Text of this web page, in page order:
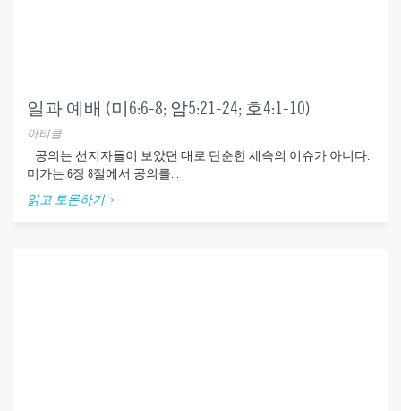
일과 예배 (미6:6-8; 암5:21-24; 호4:1-10)
아티클
공의는 선지자들이 보았던 대로 단순한 세속의 이슈가 아니다.
미가는 6장 8절에서 공의를...
읽고 토론하기